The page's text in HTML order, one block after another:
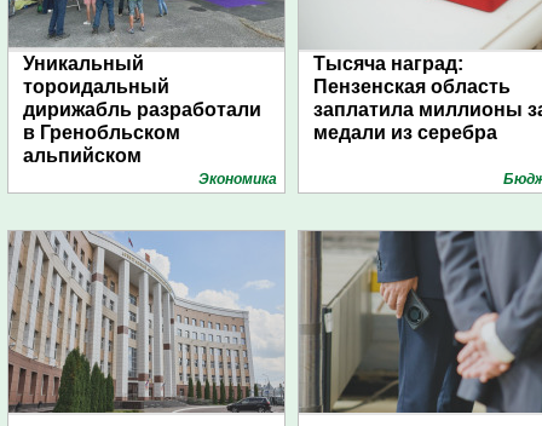
Уникальный
тороидальный
дирижабль разработали
в Гренобльском
альпийском
Экономика
Тысяча наград:
Пензенская область
заплатила миллионы
медали из серебра